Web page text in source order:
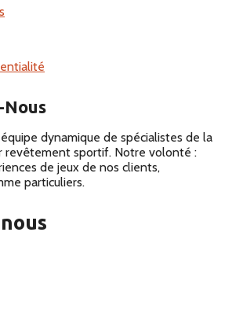
Nous
dynamique de spécialistes de la
revêtement sportif. Notre volonté :
de jeux de nos clients,
particuliers.